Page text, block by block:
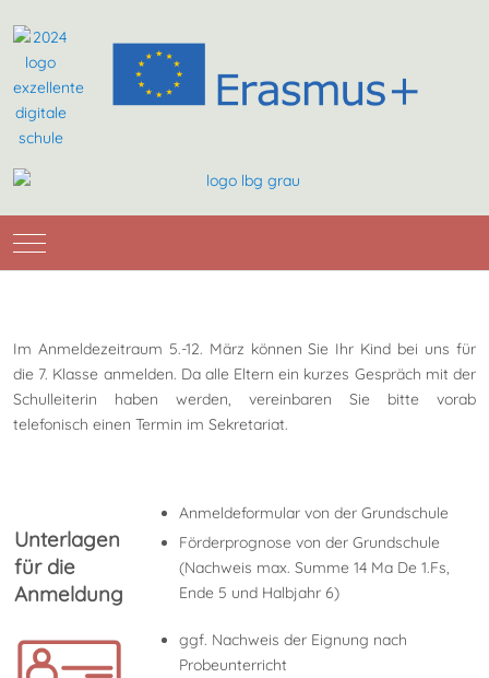
Mobile Menu Toggle
Im Anmeldezeitraum 5.-12. März können Sie Ihr Kind bei uns für
die 7. Klasse anmelden. Da alle Eltern ein kurzes Gespräch mit der
Schulleiterin haben werden, vereinbaren Sie bitte vorab
telefonisch einen Termin im Sekretariat.
Unterlagen
für die
Anmeldung
Anmeldeformular von der Grundschule
Förderprognose von der Grundschule
(Nachweis max. Summe 14 Ma De 1.Fs,
Ende 5 und Halbjahr 6)
ggf. Nachweis der Eignung nach
Probeunterricht